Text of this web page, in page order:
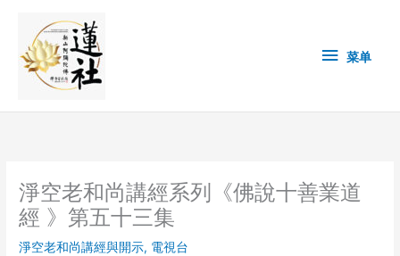
content
单 菜单
淨空老和尚講經系列《佛說十善業道
經 》第五十三集
淨空老和尚講經與開示, 電視台